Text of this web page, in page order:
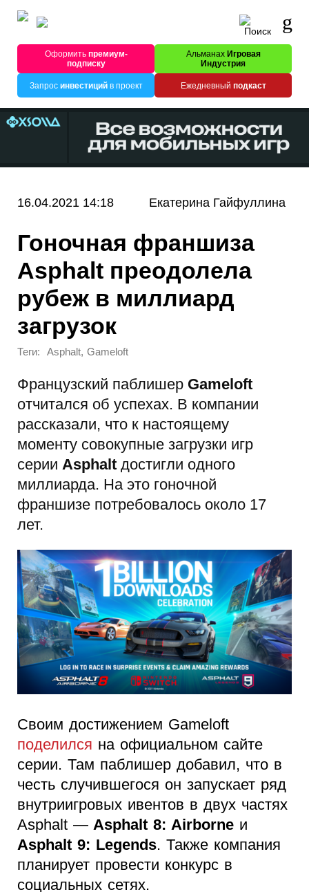
Оформитьпремиум-
подписку
Альманах Игровая
Индустрия
Запрос инвестицийв проект Ежедневный подкаст
16.04.2021 14:18 Екатерина Гайфуллина
Гоночная франшиза
Asphalt преодолела
рубеж в миллиард
загрузок
Теги: Asphalt, Gameloft
Французский паблишер Gameloft
отчитался об успехах. В компании
рассказали, что к настоящему
моменту совокупные загрузки игр
серии Asphalt достигли одного
миллиарда. На это гоночной
франшизе потребовалось около 17
лет.
Своим достижением Gameloft
поделился на официальном сайте
серии. Там паблишер добавил, что в
честь случившегося он запускает ряд
внутриигровых ивентов в двух частях
Asphalt — Asphalt 8: Airborne и
Asphalt 9: Legends. Также компания
планирует провести конкурс в
социальных сетях.